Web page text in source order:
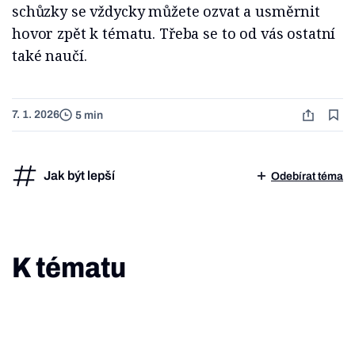
schůzky se vždycky můžete ozvat a usměrnit
hovor zpět k tématu. Třeba se to od vás ostatní
také naučí.
7. 1. 2026 5 min
Jak být lepší Odebírat téma
K tématu